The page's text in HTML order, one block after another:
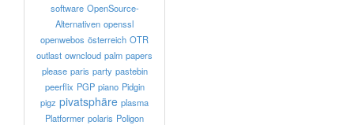
software OpenSource-
Alternativen openssl
openwebos österreich OTR
outlast owncloud palm papers
please paris party pastebin
peerflix PGP piano Pidgin
pigz pivatsphäre plasma
Platformer polaris Poligon